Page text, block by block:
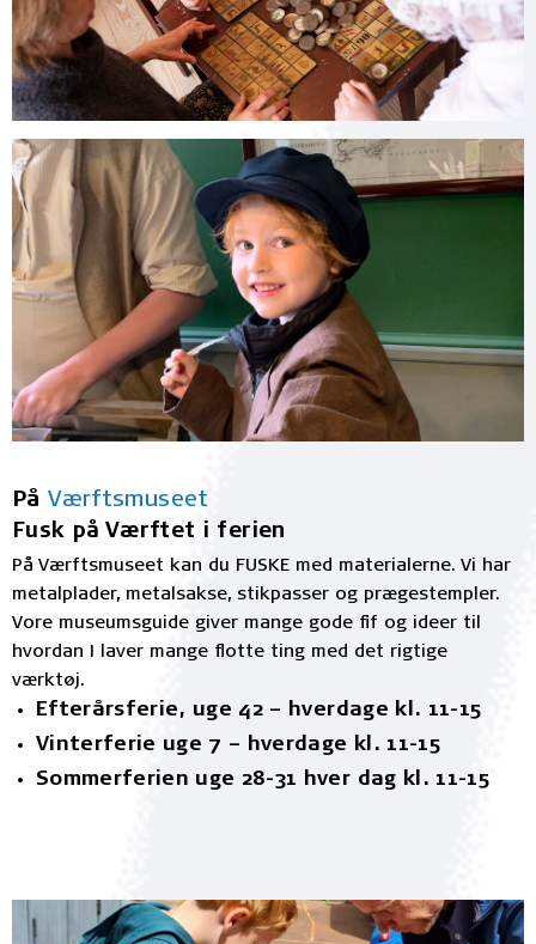
PåVærftsmuseet
Fusk på Værftet i ferien
På Værftsmuseet kan du FUSKE med materialerne. Vi har
metalplader, metalsakse, stikpasser og prægestempler.
Vore museumsguide giver mange gode fif og ideer til
hvordan I laver mange flotte ting med det rigtige
værktøj.
Efterårsferie, uge 42 – hverdage kl. 11-15
Vinterferie uge 7 – hverdage kl. 11-15
Sommerferien uge 28-31 hver dag kl. 11-15